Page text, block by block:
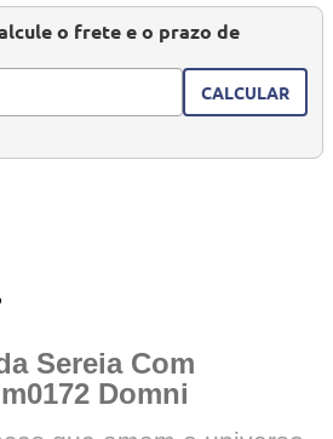
o frete e o prazo de
CALCULAR
Sereia Com
Domni